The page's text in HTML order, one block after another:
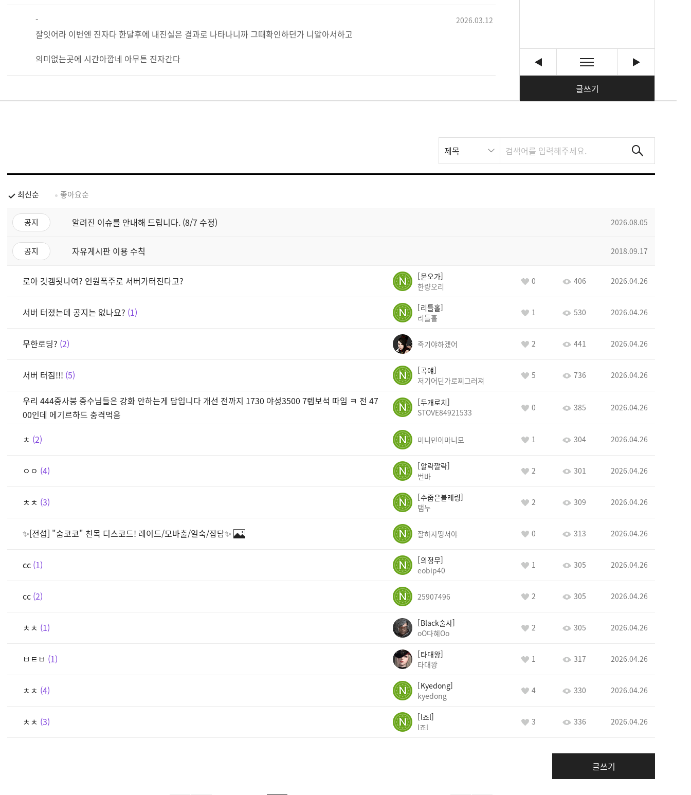
글쓰기
- 2026.03.12
잘잇어라 이번엔 진자다 한달후에 내진실은 결과로 나타나니까 그때확인하던가 니알아서하고
의미없는곳에 시간아깝네 아무튼 진자간다
스
트
제목
최신순 좋아요순
공지 알려진 이슈를 안내해 드립니다. (8/7 수정) 2026.08.05
공지 자유게시판 이용 수칙 2018.09.17
로아 갓겜됫나여? 인원폭주로 서버가터진다고?
묻오가
한량오리
0 406 2026.04.26
서버 터졌는데 공지는 없나요? 1
리틀홀
리틀홀
1 530 2026.04.26
무한로딩? 2 죽기야하겠어 2 441 2026.04.26
서버 터짐!!! 5
곡얘
저기어딘가로찌그러져
5 736 2026.04.26
우리 444중사붕 중수님들은 강화 안하는게 답입니다 개선 전까지 1730 야성3500 7렙보석 따임 ㅋ 전 47
00인데 에기르하드 충격먹음
두개로치
STOVE84921533
0 385 2026.04.26
ㅊ 2 미니민이마니모 1 304 2026.04.26
ㅇㅇ 4
알락깔락
번바
2 301 2026.04.26
ㅊㅊ 3
수줍은블레링
탬누
2 309 2026.04.26
✨[전섭] "숨코코" 친목 디스코드! 레이드/모바출/일숙/잡담✨ 잘하자띵서야 0 313 2026.04.26
cc 1
의정무
eobip40
1 305 2026.04.26
cc 2 25907496 2 305 2026.04.26
ㅊㅊ 1
Black술사
oO다혜Oo
2 305 2026.04.26
ㅂㅌㅂ 1
타대왕
타대왕
1 317 2026.04.26
ㅊㅊ 4
Kyedong
kyedong
4 330 2026.04.26
ㅊㅊ 3
l죠l
l죠l
3 336 2026.04.26
글쓰기